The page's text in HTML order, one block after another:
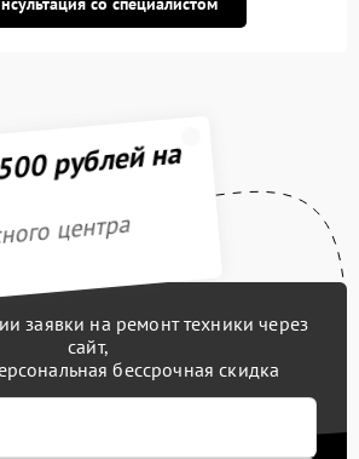
3500 рублей
2450 рублей
500 рублей
3400 рублей
3050 рублей
рублей на
центра
заявки на ремонт техники через
сайт,
бессрочная скидка